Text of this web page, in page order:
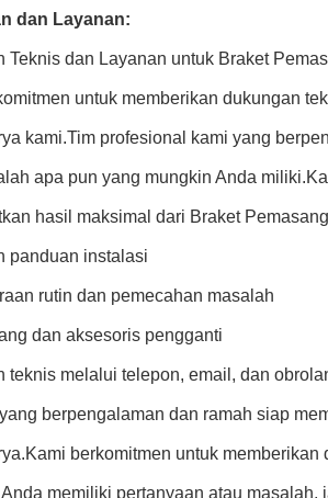
dan Layanan:
Teknis dan Layanan untuk Braket
untuk memberikan dukungan
kami.Tim profesional kami yang
apa pun yang mungkin Anda
hasil maksimal dari Braket
panduan instalasi
rutin dan pemecahan masalah
dan aksesoris pengganti
teknis melalui telepon, email, dan
berpengalaman dan ramah siap
berkomitmen untuk
memiliki pertanyaan atau